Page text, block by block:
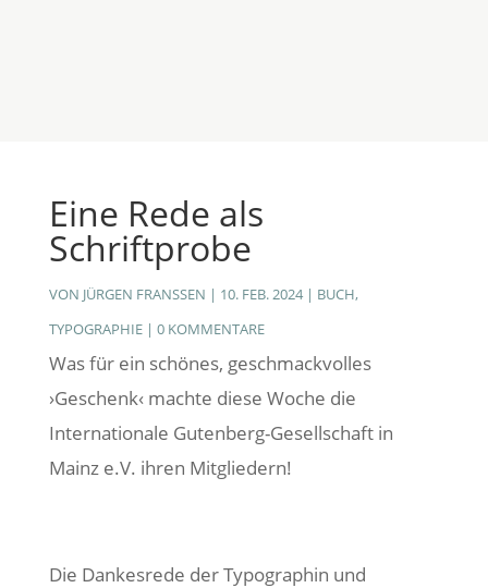
Eine Rede als
Schriftprobe
VON JÜRGEN FRANSSEN | 10. FEB. 2024| BUCH,
TYPOGRAPHIE| 0 KOMMENTARE
Was für ein schönes, geschmackvolles
›Geschenk‹ machte diese Woche die
Internationale Gutenberg-Gesellschaft in
Mainz e.V. ihren Mitgliedern!
Die Dankesrede der Typographin und